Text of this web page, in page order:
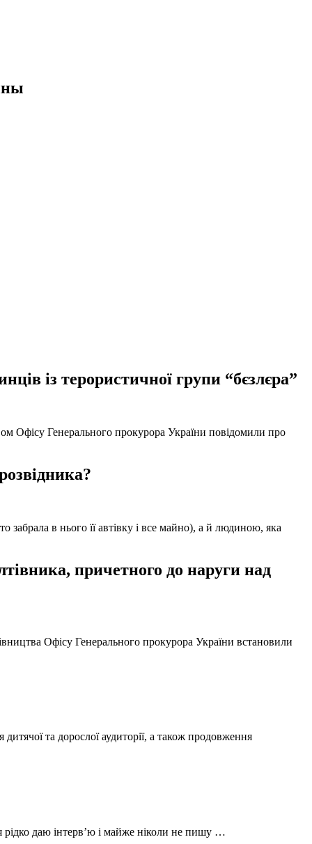
із терористичної групи “бєзлєра”
Офісу Генерального прокурора України повідомили про
в нього її автівку і все майно), а й людиною, яка
причетного до наруги над
Офісу Генерального прокурора України встановили
та дорослої аудиторії, а також продовження
рідко даю інтерв’ю і майже ніколи не пишу …